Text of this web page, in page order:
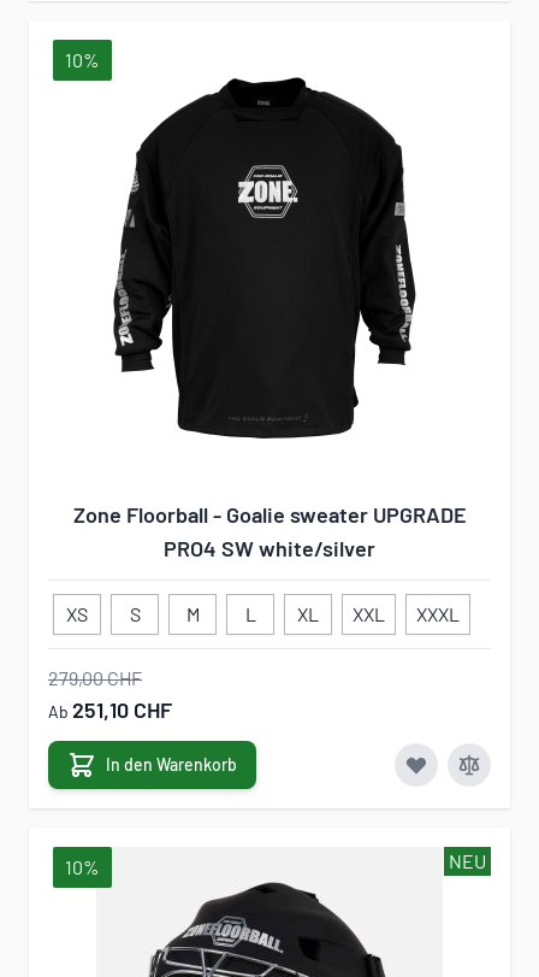
10%
Zone Floorball - Goalie sweater UPGRADE
PRO4 SW white/silver
XS S M L XL XXL XXXL
279,00 CHF
Ab 251,10 CHF
In den Warenkorb
NEU
10%